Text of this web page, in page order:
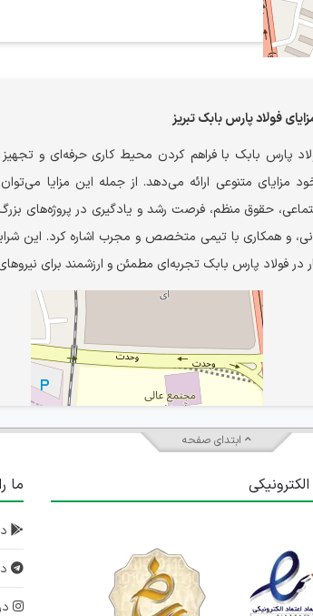
فولاد پارس بابک تبریز
پارس بابک با فراهم کردن محیط کاری حرفه‌ای و
مزایای متنوعی ارائه می‌دهد. از جمله این مزایا
حقوق منظم، فرصت رشد و یادگیری در پروژه‌های
و همکاری با تیمی متخصص و مجرب اشاره کرد. این
در فولاد پارس بابک تجربه‌ای مطمئن و ارزشمند برای
ابتدای صفحه
ما